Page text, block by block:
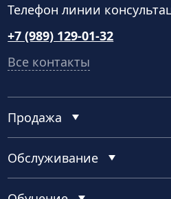
Телефон линии
+7 (989) 129-01-32
Все контакты
Продажа
Обслуживание